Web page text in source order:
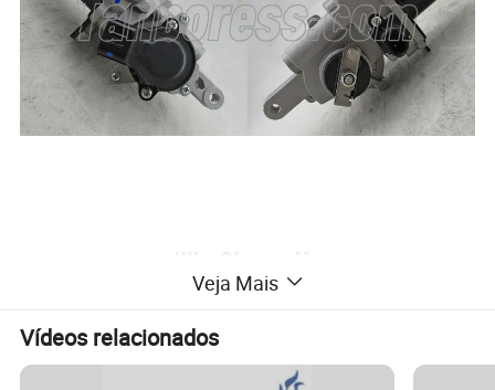
Veja Mais
Vídeos relacionados